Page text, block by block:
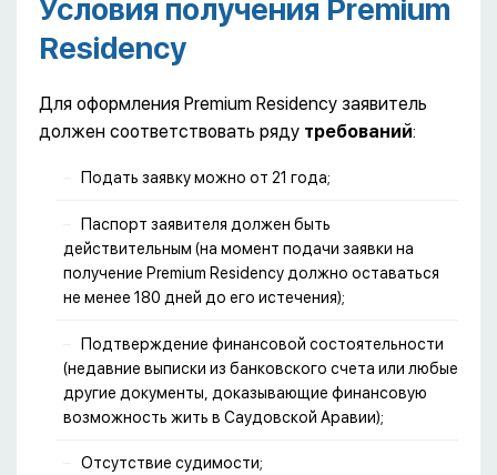
Условия получения Premium
Residency
Для оформления Premium Residency заявитель
должен соответствовать ряду требований:
Подать заявку можно от 21 года;
Паспорт заявителя должен быть
действительным (на момент подачи заявки на
получение Premium Residency должно оставаться
не менее 180 дней до его истечения);
Подтверждение финансовой состоятельности
(недавние выписки из банковского счета или любые
другие документы, доказывающие финансовую
возможность жить в Саудовской Аравии);
Отсутствие судимости;